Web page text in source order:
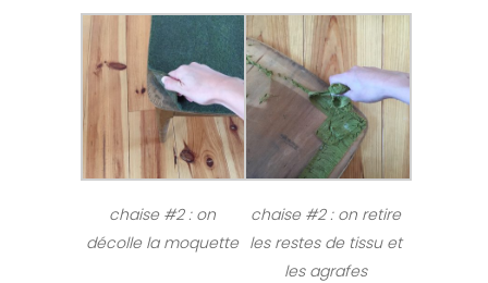
chaise #2 : on
décolle la moquette
chaise #2 : on retire
les restes de tissu et
les agrafes